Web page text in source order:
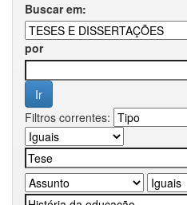
Buscar em:
por
Filtros correntes: